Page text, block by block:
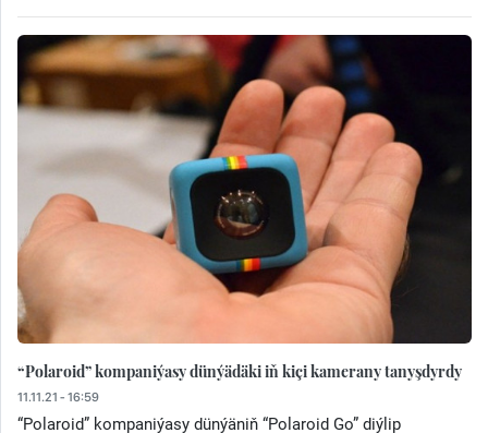
“Polaroid” kompaniýasy dünýädäki iň kiçi kamerany tanyşdyrdy
11.11.21 - 16:59
“Polaroid” kompaniýasy dünýäniň “Polaroid Go” diýlip